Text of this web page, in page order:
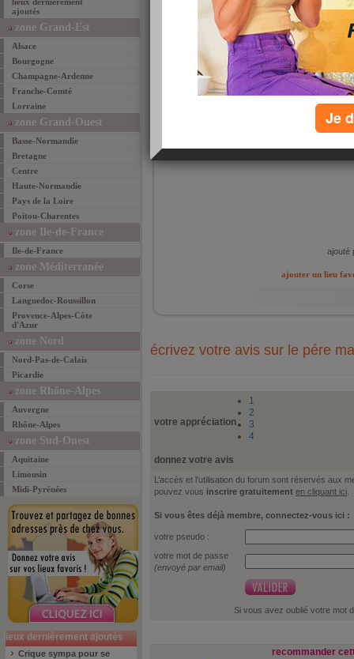
ajoutés
zone Grand-Est
Alsace
Bourgogne
Champagne-Ardenne
Franche-Comté
Lorraine
zone Grand-Ouest
Basse-Normandie
Bretagne
Centre
Haute-Normandie
Pays de la Loire
Poitou-Charentes
zone Ile-de-France
Ile-de-France
zone Méditerranée
Corse
Languedoc-Roussillon
Provence-Alpes-Côte
d'Azur
zone Nord
Nord-Pas-de-Calais
Picardie
zone Rhône-Alpes
Auvergne
Rhône-Alpes
zone Sud-Ouest
Aquitaine
Limousin
Midi-Pyrénées
lieux dernièrement ajoutés
Crique sympa pour se
plat
des
ajouté
ajouter un lieu
écrivez votre avis sur le pére
votre appréciation:
1
2
3
4
donnez votre avis
L’accès et l’utilisation du forum sont réservés aux
pouvez vous inscrire gratuitement en cliquant ici
Si vous êtes déjà membre, connectez-vous ici :
votre pseudo :
votre mot de passe
(envoyé par email)
Si vous avez oublié votre mot
recommander
Je